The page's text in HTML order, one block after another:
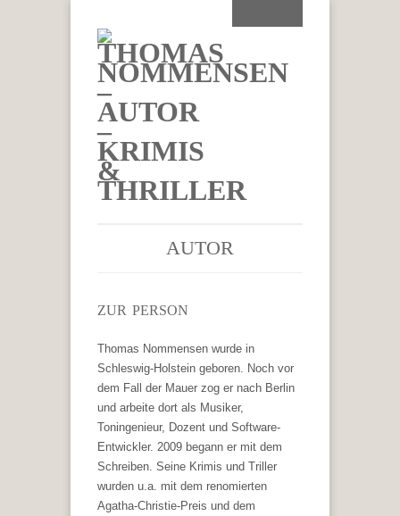
AUTOR
ZUR PERSON
Thomas Nommensen wurde in
Schleswig-Holstein geboren. Noch vor
dem Fall der Mauer zog er nach Berlin
und arbeite dort als Musiker,
Toningenieur, Dozent und Software-
Entwickler. 2009 begann er mit dem
Schreiben. Seine Krimis und Triller
wurden u.a. mit dem renomierten
Agatha-Christie-Preis und dem